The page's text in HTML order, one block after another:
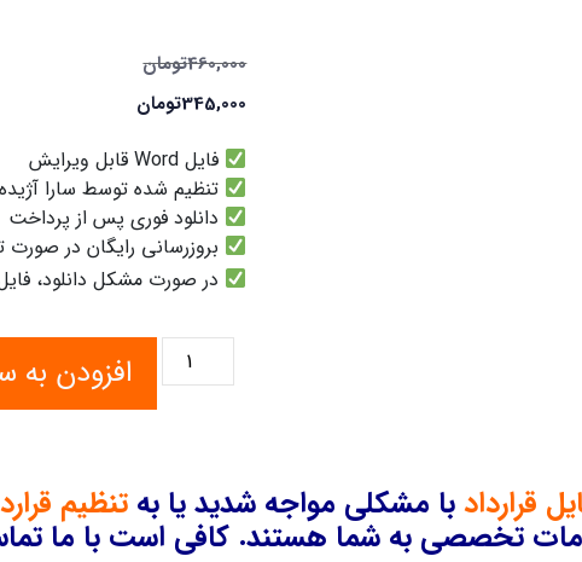
460,000تومان
345,000تومان
فایل Word قابل ویرایش
تنظیم شده توسط سارا
دانلود فوری پس از پرداخت
بروزرسانی رایگان در صورت
در صورت مشکل دانلود،
افزودن به
قراردادبا مشکلی مواجه شدید یا به تنظیم
تخصصی به شما هستند. کافی است با ما